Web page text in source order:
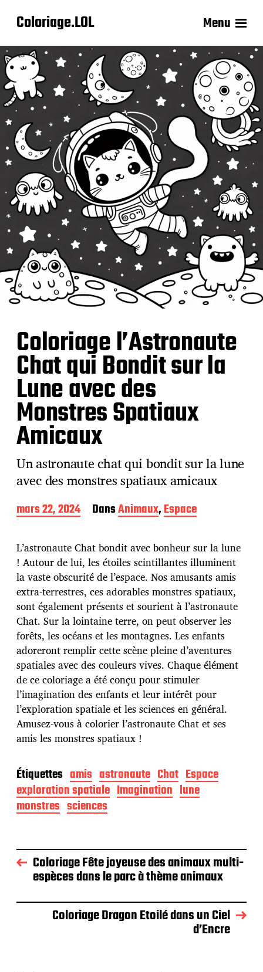
Coloriage.LOL Menu
Coloriage l’Astronaute
Chat qui Bondit sur la
Lune avec des
Monstres Spatiaux
Amicaux
Un astronaute chat qui bondit sur la lune
avec des monstres spatiaux amicaux
D
a
e
d
e
p
u
b
l
i
c
a
t
i
o
n
mars 22, 2024 DansAnimaux,Espace
L’astronaute Chat bondit avec bonheur sur la lune
! Autour de lui, les étoiles scintillantes illuminent
la vaste obscurité de l’espace. Nos amusants amis
extra-terrestres, ces adorables monstres spatiaux,
sont également présents et sourient à l’astronaute
Chat. Sur la lointaine terre, on peut observer les
forêts, les océans et les montagnes. Les enfants
adoreront remplir cette scène pleine d’aventures
spatiales avec des couleurs vives. Chaque élément
de ce coloriage a été conçu pour stimuler
l’imagination des enfants et leur intérêt pour
l’exploration spatiale et les sciences en général.
Amusez-vous à colorier l’astronaute Chat et ses
amis les monstres spatiaux !
Étiquettes amis astronaute Chat Espace
exploration spatiale Imagination lune
monstres sciences
Coloriage Fête joyeuse des animaux multi-
espèces dans le parc à thème animaux
Coloriage Dragon Etoilé dans un Ciel
d’Encre